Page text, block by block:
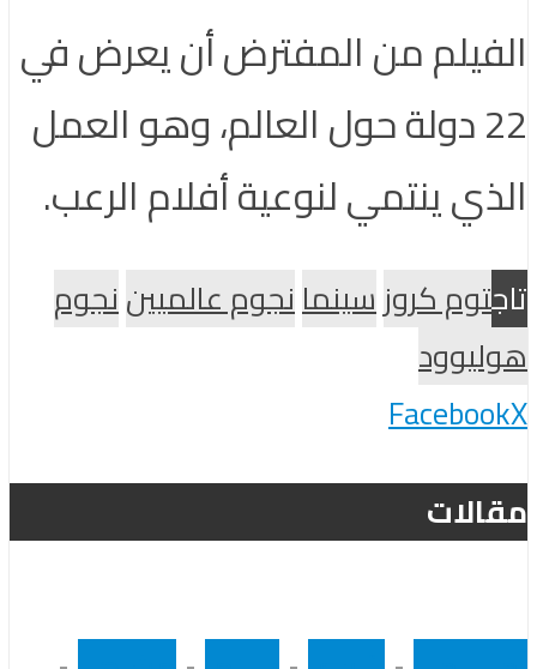
الفيلم من المفترض أن يعرض في
22 دولة حول العالم، وهو العمل
الذي ينتمي لنوعية أفلام الرعب.
تاجتوم كروزسينمانجوم عالمييننجوم
هوليوود
FacebookX
مقالات